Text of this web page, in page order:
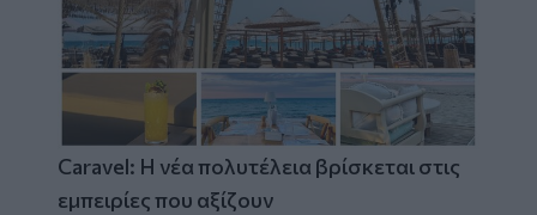
Caravel: Η νέα πολυτέλεια βρίσκεται στις
εμπειρίες που αξίζουν